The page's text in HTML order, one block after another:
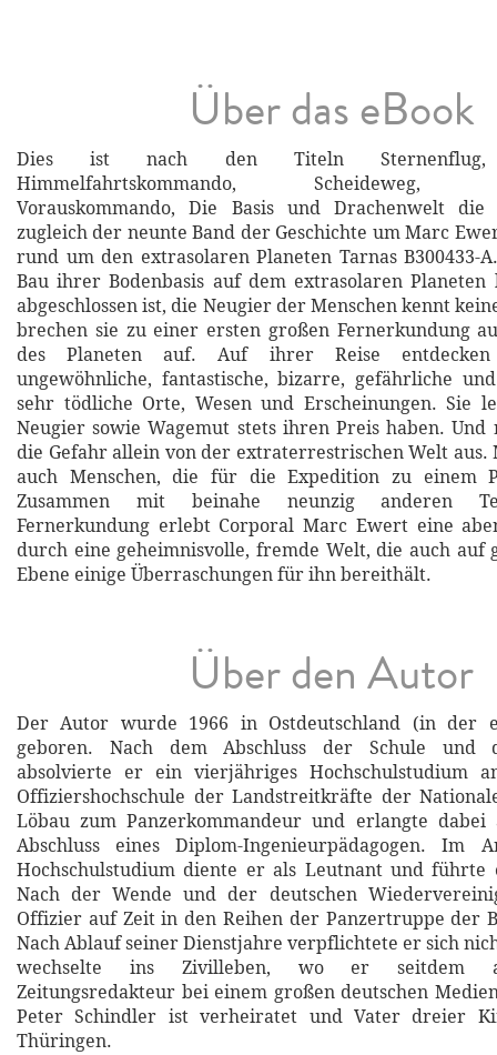
Über das eBook
Dies ist nach den Titeln Sternenflug,
Himmelfahrtskommando, Scheideweg,
Vorauskommando, Die Basis und Drachenwelt die
zugleich der neunte Band der Geschichte um Marc
rund um den extrasolaren Planeten Tarnas B300433-
Bau ihrer Bodenbasis auf dem extrasolaren Planeten
abgeschlossen ist, die Neugier der Menschen kennt
brechen sie zu einer ersten großen Fernerkundung
des Planeten auf. Auf ihrer Reise
ungewöhnliche, fantastische, bizarre, gefährliche
sehr tödliche Orte, Wesen und Erscheinungen. Sie
Neugier sowie Wagemut stets ihren Preis haben.
die Gefahr allein von der extraterrestrischen Welt aus.
auch Menschen, die für die Expedition zu einem
Zusammen mit beinahe neunzig anderen
Fernerkundung erlebt Corporal Marc Ewert eine
durch eine geheimnisvolle, fremde Welt, die auch auf
Ebene einige Überraschungen für ihn bereithält.
Über den Autor
Der Autor wurde 1966 in Ostdeutschland (in der
geboren. Nach dem Abschluss der Schule und
absolvierte er ein vierjähriges Hochschulstudium
Offiziershochschule der Landstreitkräfte der
Löbau zum Panzerkommandeur und erlangte
Abschluss eines Diplom-Ingenieurpädagogen. Im
Hochschulstudium diente er als Leutnant und führte
Nach der Wende und der deutschen
Offizier auf Zeit in den Reihen der Panzertruppe der
Nach Ablauf seiner Dienstjahre verpflichtete er sich
wechselte ins Zivilleben, wo er seitdem
Zeitungsredakteur bei einem großen deutschen
Peter Schindler ist verheiratet und Vater dreier
Thüringen.